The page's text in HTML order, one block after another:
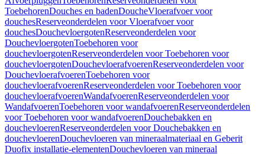
ToebehorenDouches en badenDoucheVloerafvoer voor
douchesReserveonderdelen voor Vloerafvoer voor
douchesDouchevloergotenReserveonderdelen voor
DouchevloergotenToebehoren voor
douchevloergotenReserveonderdelen voor Toebehoren voor
douchevloergotenDouchevloerafvoerenReserveonderdelen voor
DouchevloerafvoerenToebehoren voor
douchevloerafvoerenReserveonderdelen voor Toebehoren voor
douchevloerafvoerenWandafvoerenReserveonderdelen voor
WandafvoerenToebehoren voor wandafvoerenReserveonderdelen
voor Toebehoren voor wandafvoerenDouchebakken en
douchevloerenReserveonderdelen voor Douchebakken en
douchevloerenDouchevloeren van mineraalmateriaal en Geberit
Duofix installatie-elementenDouchevloeren van mineraal